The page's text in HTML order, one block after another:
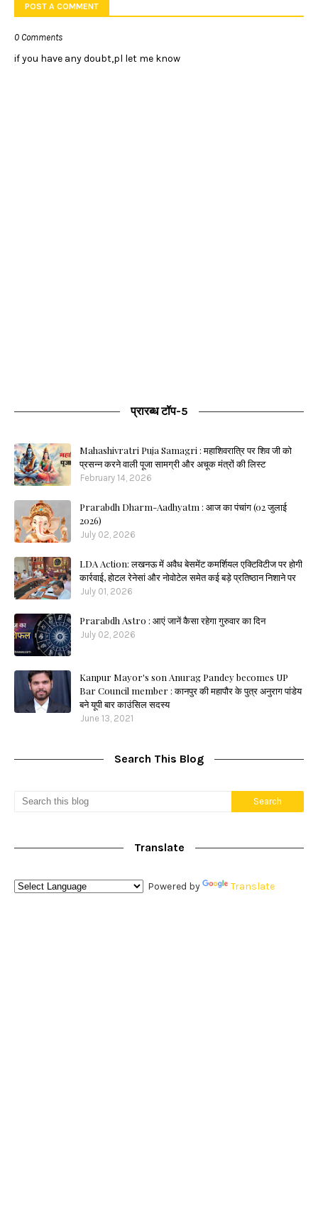
POST A COMMENT
0 Comments
if you have any doubt,pl let me know
प्रारब्ध टॉप-5
Mahashivratri Puja Samagri : महाशिवरात्रि पर शिव जी को
प्रसन्न करने वाली पूजा सामग्री और अचूक मंत्रों की लिस्ट
February 14, 2026
Prarabdh Dharm-Aadhyatm : आज का पंचांग (02 जुलाई
2026)
July 02, 2026
LDA Action: लखनऊ में अवैध बेसमेंट कमर्शियल एक्टिविटीज पर होगी
कार्रवाई, होटल रेनेसां और नोवोटेल समेत कई बड़े प्रतिष्ठान निशाने पर
July 01, 2026
Prarabdh Astro : आएं जानें कैसा रहेगा गुरुवार का दिन
July 02, 2026
Kanpur Mayor's son Anurag Pandey becomes UP
Bar Council member : कानपुर की महापौर के पुत्र अनुराग पांडेय
बने यूपी बार काउंसिल सदस्य
June 13, 2021
Search This Blog
Translate
Powered by Translate